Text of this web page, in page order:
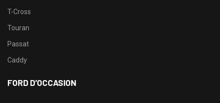
T-Cross
Touran
Passat
Caddy
FORD D’OCCASION